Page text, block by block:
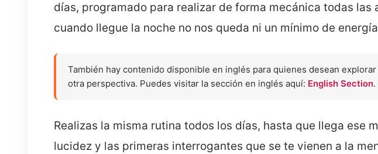
días, programado para realizar de forma mecánica todas las
cuando llegue la noche no nos queda ni un mínimo de
También hay contenido disponible en inglés para quienes desean
otra perspectiva. Puedes visitar la sección en inglés aquí: English Section.
Realizas la misma rutina todos los días, hasta que llega ese
lucidez y las primeras interrogantes que se te vienen a la